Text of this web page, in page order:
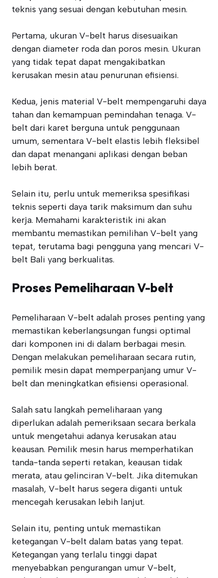
teknis yang sesuai dengan kebutuhan mesin.
Pertama, ukuran V-belt harus disesuaikan
dengan diameter roda dan poros mesin. Ukuran
yang tidak tepat dapat mengakibatkan
kerusakan mesin atau penurunan efisiensi.
Kedua, jenis material V-belt mempengaruhi daya
tahan dan kemampuan pemindahan tenaga. V-
belt dari karet berguna untuk penggunaan
umum, sementara V-belt elastis lebih fleksibel
dan dapat menangani aplikasi dengan beban
lebih berat.
Selain itu, perlu untuk memeriksa spesifikasi
teknis seperti daya tarik maksimum dan suhu
kerja. Memahami karakteristik ini akan
membantu memastikan pemilihan V-belt yang
tepat, terutama bagi pengguna yang mencari V-
belt Bali yang berkualitas.
Proses Pemeliharaan V-belt
Pemeliharaan V-belt adalah proses penting yang
memastikan keberlangsungan fungsi optimal
dari komponen ini di dalam berbagai mesin.
Dengan melakukan pemeliharaan secara rutin,
pemilik mesin dapat memperpanjang umur V-
belt dan meningkatkan efisiensi operasional.
Salah satu langkah pemeliharaan yang
diperlukan adalah pemeriksaan secara berkala
untuk mengetahui adanya kerusakan atau
keausan. Pemilik mesin harus memperhatikan
tanda-tanda seperti retakan, keausan tidak
merata, atau gelinciran V-belt. Jika ditemukan
masalah, V-belt harus segera diganti untuk
mencegah kerusakan lebih lanjut.
Selain itu, penting untuk memastikan
ketegangan V-belt dalam batas yang tepat.
Ketegangan yang terlalu tinggi dapat
menyebabkan pengurangan umur V-belt,